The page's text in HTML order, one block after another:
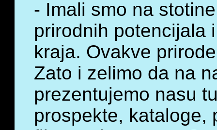
- Imali smo na
prirodnih potencijala
kraja. Ovakve
Zato i zelimo da na
prezentujemo nasu
prospekte, kataloge,